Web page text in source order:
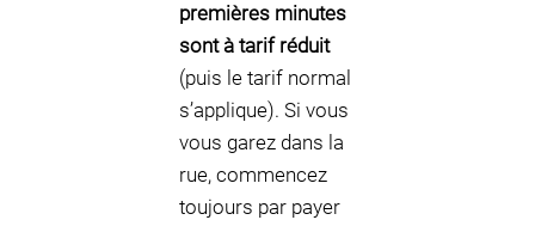
premières minutes
sont à tarif réduit
(puis le tarif normal
s’applique). Si vous
vous garez dans la
rue, commencez
toujours par payer